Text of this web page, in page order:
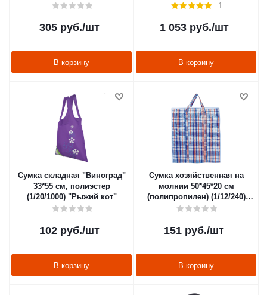
"Рыжий кот"
305 руб./шт
В корзину
1
1 053руб./шт
В корзину
Сумка складная "Виноград"
33*55 см, полиэстер
(1/20/1000) "Рыжий кот"
102 руб./шт
В корзину
Сумка хозяйственная на
молнии 50*45*20 см
(полипропилен) (1/12/240)
"Рыжий кот"
151 руб./шт
В корзину